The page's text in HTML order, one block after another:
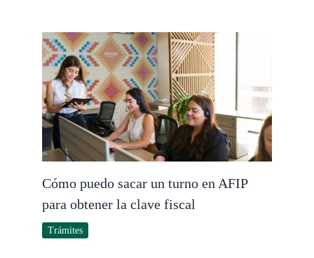
Cómo puedo sacar un turno en AFIP
para obtener la clave fiscal
Trámites